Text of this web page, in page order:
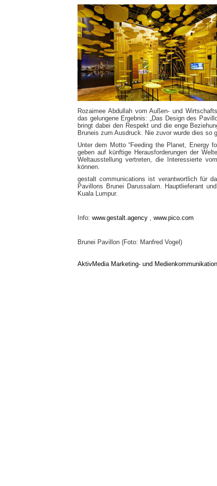
Rozaimee Abdullah vom Außen- und
das gelungene Ergebnis: „Das Design des
bringt dabei den Respekt und die enge
Bruneis zum Ausdruck. Nie zuvor wurde dies so
Unter dem Motto “Feeding the Planet, Energy
geben auf künftige Herausforderungen der
Weltausstellung vertreten, die Interessierte
können.
gestalt communications ist verantwortlich für
Pavillons Brunei Darussalam. Hauptlieferant
Kuala Lumpur.
Info: www.gestalt.agency , www.pico.com
Brunei Pavillon (Foto: Manfred Vogel)
AktivMedia Marketing- und